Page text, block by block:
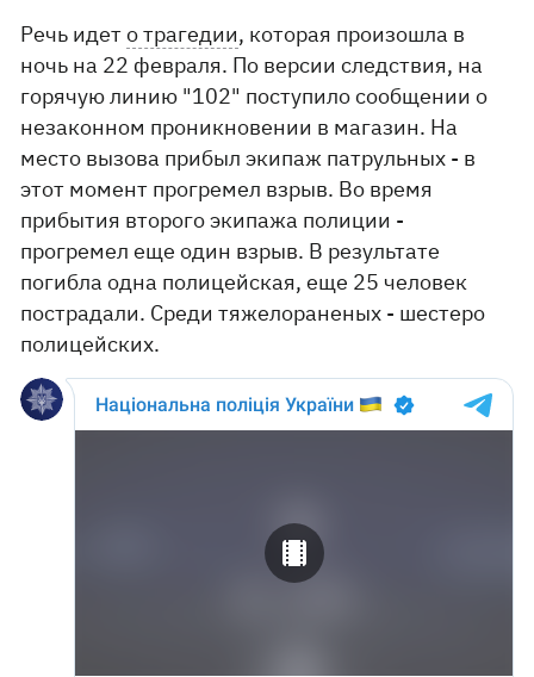
Речь идето трагедии, которая произошла в
ночь на 22 февраля. По версии следствия, на
горячую линию "102" поступило сообщении о
незаконном проникновении в магазин. На
место вызова прибыл экипаж патрульных - в
этот момент прогремел взрыв. Во время
прибытия второго экипажа полиции -
прогремел еще один взрыв. В результате
погибла одна полицейская, еще 25 человек
пострадали. Среди тяжелораненых - шестеро
полицейских.